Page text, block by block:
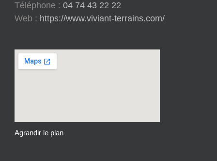
Téléphone : 04 74 43 22 22
Web : https://www.viviant-terrains.com/
Agrandir le plan